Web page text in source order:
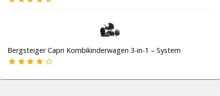
Bergsteiger Capri Kombikinderwagen 3-in-1 – System